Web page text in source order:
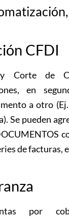
CFDI
Corte de
en
a otro
Se pueden
de facturas,
por